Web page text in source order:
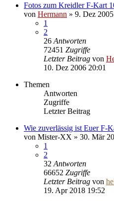
Fotos zum Kreidler F-Kart
von Hermann » 9. Dez
1
2
26 Antworten
72451 Zugriffe
Letzter Beitrag von
10. Dez 2006 20:01
Themen
Antworten
Zugriffe
Letzter Beitrag
Wie zuverlässig ist Euer F-
von Mister-XX » 30. Mär
1
2
32 Antworten
66652 Zugriffe
Letzter Beitrag von
19. Apr 2018 19:52